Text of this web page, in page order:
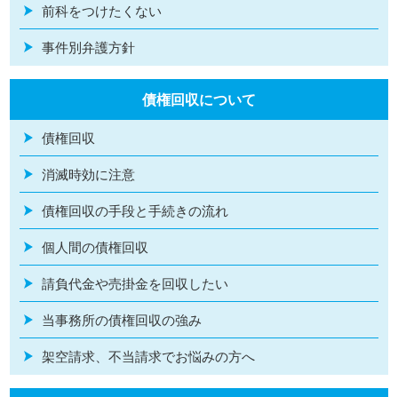
前科をつけたくない
事件別弁護方針
債権回収について
債権回収
消滅時効に注意
債権回収の手段と手続きの流れ
個人間の債権回収
請負代金や売掛金を回収したい
当事務所の債権回収の強み
架空請求、不当請求でお悩みの方へ